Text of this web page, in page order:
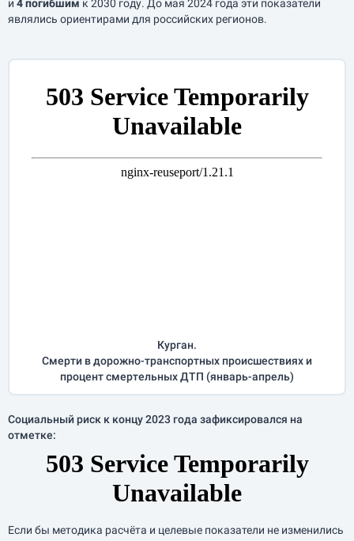
и 4 погибшим к 2030 году. До мая 2024 года эти показатели
являлись ориентирами для российских регионов.
Курган.
Смерти в дорожно-транспортных происшествиях и
процент смертельных ДТП (январь-апрель)
Социальный риск к концу 2023 года зафиксировался на
отметке:
Если бы методика расчёта и целевые показатели не изменились